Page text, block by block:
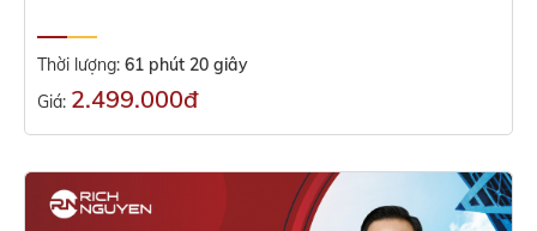
Thời lượng: 61 phút 20 giây
Giá: 2.499.000đ